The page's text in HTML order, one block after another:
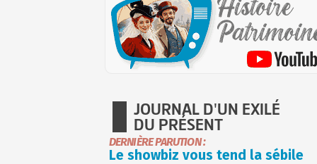
JOURNAL D'UN EXILÉ
DU PRÉSENT
DERNIÈRE PARUTION :
Le showbiz vous tend la sébile